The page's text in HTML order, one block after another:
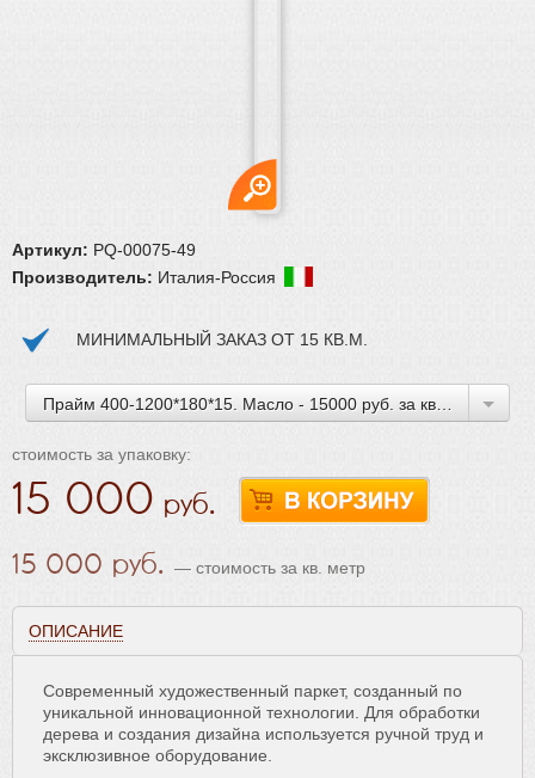
Художественная доска
Пробка
Ламинат
Паркетная химия
Инструмент и расходные материалы
Артикул: PQ-00075-49
Производитель: Италия-Россия
МИНИМАЛЬНЫЙ ЗАКАЗ ОТ 15 КВ.М.
Прайм 400-1200*180*15. Масло - 15000 руб. за кв. метр
стоимость за упаковку:
15 000
15 000 — стоимость за кв. метр
ОПИСАНИЕ
Современный художественный паркет, созданный по
уникальной инновационной технологии. Для обработки
дерева и создания дизайна используется ручной труд и
эксклюзивное оборудование.